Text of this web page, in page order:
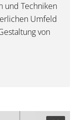
und Techniken
Umfeld
von